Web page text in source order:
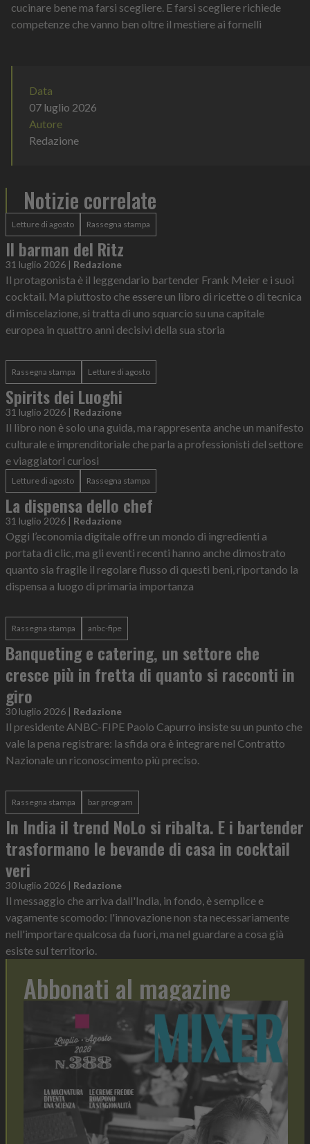
cucinare bene ma farsi scegliere. E farsi scegliere richiede
competenze che vanno ben oltre il mestiere ai fornelli
Data
07 luglio 2026
Autore
Redazione
Notizie correlate
Letture di agosto Rassegna stampa
Il barman del Ritz
31 luglio 2026 | Redazione
Il protagonista è il leggendario bartender Frank Meier e i suoi
cocktail. Ma piuttosto che essere un libro di ricette o di tecnica
di miscelazione, si tratta di uno squarcio su una capitale
europea in quattro anni decisivi della sua storia
Rassegna stampa Letture di agosto
Spirits dei Luoghi
31 luglio 2026 | Redazione
Il libro non è solo una guida, ma rappresenta anche un manifesto
culturale e imprenditoriale che parla a professionisti del settore
e viaggiatori curiosi
Letture di agosto Rassegna stampa
La dispensa dello chef
31 luglio 2026 | Redazione
Oggi l’economia digitale offre un mondo di ingredienti a
portata di clic, ma gli eventi recenti hanno anche dimostrato
quanto sia fragile il regolare flusso di questi beni, riportando la
dispensa a luogo di primaria importanza
Rassegna stampa anbc-fipe
Banqueting e catering, un settore che
cresce più in fretta di quanto si racconti in
giro
30 luglio 2026 | Redazione
Il presidente ANBC-FIPE Paolo Capurro insiste su un punto che
vale la pena registrare: la sfida ora è integrare nel Contratto
Nazionale un riconoscimento più preciso.
Rassegna stampa bar program
In India il trend NoLo si ribalta. E i bartender
trasformano le bevande di casa in cocktail
veri
30 luglio 2026 | Redazione
Il messaggio che arriva dall'India, in fondo, è semplice e
vagamente scomodo: l'innovazione non sta necessariamente
nell'importare qualcosa da fuori, ma nel guardare a cosa già
esiste sul territorio.
Abbonati al magazine